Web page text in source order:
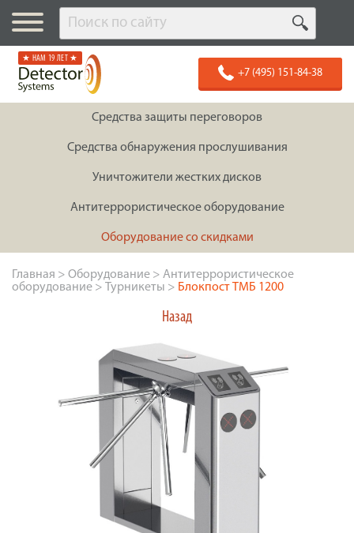
★ НАМ 19 ЛЕТ ★
+7 (495) 151-84-38
Средства защиты переговоров
Средства обнаружения прослушивания
Уничтожители жестких дисков
Антитеррористическое оборудование
Оборудование со скидками
Главная > Оборудование > Антитеррористическое
оборудование > Турникеты > Блокпост ТМБ 1200
Назад